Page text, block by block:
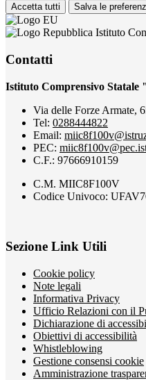
Accetta tutti Salva le
Istituto
Contatti
Istituto Comprensivo Statale
Via delle Forze Armate,
Tel: 0288444822
Email:
PEC:
C.F.: 97666910159
C.M. MIIC8F100V
Codice Univoco:
Sezione Link Utili
Cookie policy
Note legali
Informativa Privacy
Ufficio Relazioni con il
Dichiarazione di
Obiettivi di accessibilità
Whistleblowing
Gestione consensi cookie
Amministrazione